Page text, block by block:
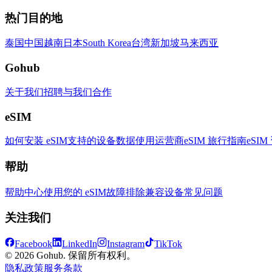
热门目的地
泰国中国越南日本South Korea台湾新加坡马来西亚
Gohub
关于我们招聘与我们合作
eSIM
如何安装 eSIM支持的设备数据使用运营商eSIM 旅行指南eSIM
帮助
帮助中心使用您的 eSIM故障排除兼容设备常见问题
关注我们
Facebook LinkedIn Instagram
TikTok
© 2026 Gohub. 保留所有权利。
隐私政策服务条款